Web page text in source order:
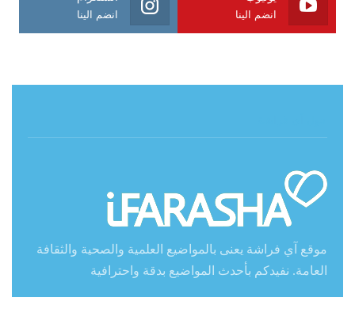
انضم الينا انضم الينا
موقع آي فراشة يعنى بالمواضيع العلمية والصحية والثقافة
العامة. نفيدكم بأحدث المواضيع بدقة واحترافية